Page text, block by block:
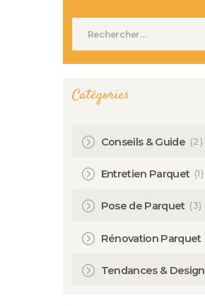
Catégories
Conseils & Guide (2)
Entretien Parquet (1)
Pose de Parquet (3)
Rénovation Parquet
Tendances & Design